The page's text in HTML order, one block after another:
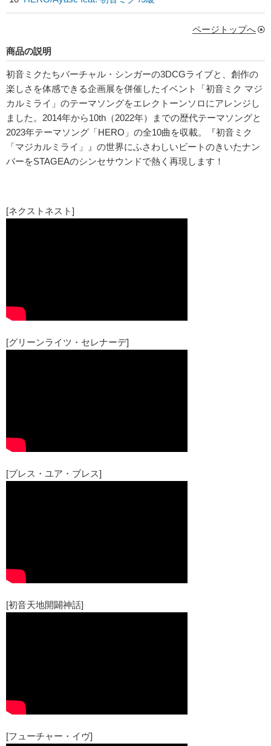
ページトップへ
商品の説明
初音ミクたちバーチャル・シンガーの3DCGライブと、創作の
楽しさを体感できる企画展を併催したイベント「初音ミク マジ
カルミライ」のテーマソングをエレクトーンソロにアレンジし
ました。2014年から10th（2022年）までの歴代テーマソングと
2023年テーマソング「HERO」の全10曲を収載。『初音ミク
「マジカルミライ」』の世界にふさわしいビートのきいたナン
バーをSTAGEAのシンセサウンドで熱く再現します！
[ネクストネスト]
[グリーンライツ・セレナーデ]
[ブレス・ユア・ブレス]
[初音天地開闢神話]
[フューチャー・イヴ]